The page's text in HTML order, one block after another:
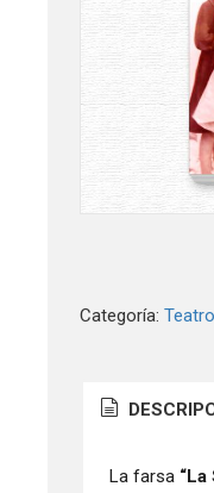
Categoría: Teatro
La farsa “La